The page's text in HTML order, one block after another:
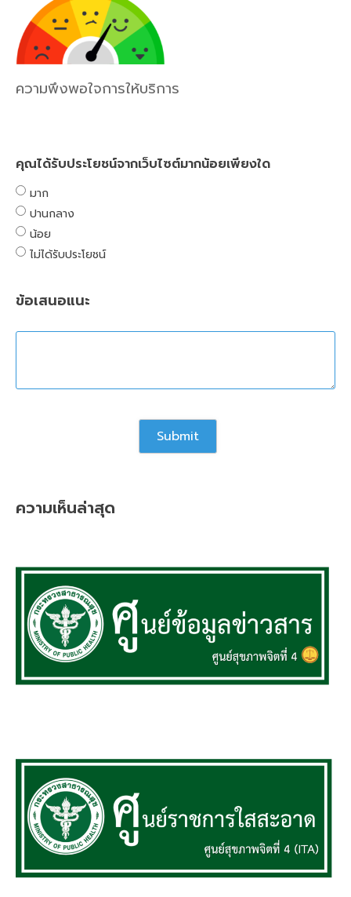
ความพึงพอใจการให้บริการ
คุณได้รับประโยชน์จากเว็บไซต์มากน้อยเพียงใด
มาก
ปานกลาง
น้อย
ไม่ได้รับประโยชน์
ข้อเสนอแนะ
ความเห็นล่าสุด